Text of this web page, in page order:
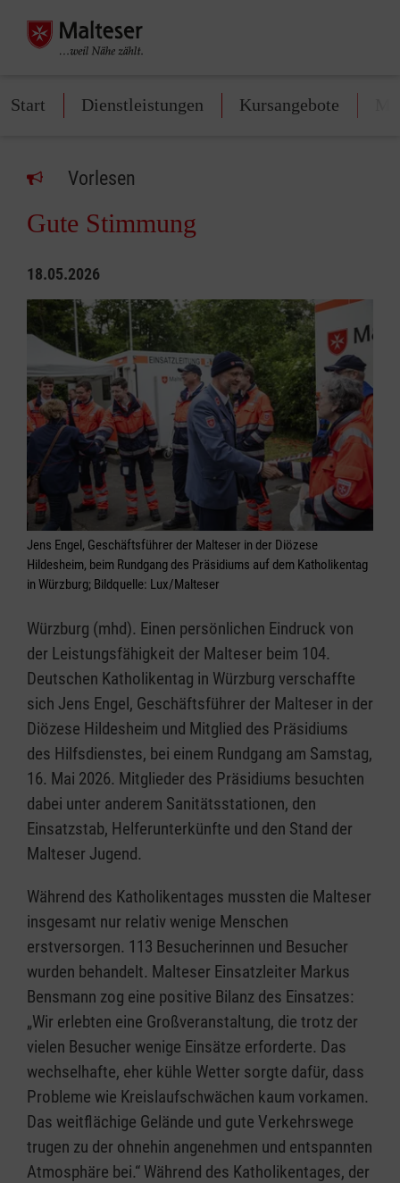
Start Dienstleistungen Kursangebote
Vorlesen
Gute Stimmung
18.05.2026
Jens Engel, Geschäftsführer der Malteser in der Diözese
Hildesheim, beim Rundgang des Präsidiums auf dem Katholikentag
in Würzburg; Bildquelle: Lux/Malteser
Würzburg (mhd). Einen persönlichen Eindruck von
der Leistungsfähigkeit der Malteser beim 104.
Deutschen Katholikentag in Würzburg verschaffte
sich Jens Engel, Geschäftsführer der Malteser in der
Diözese Hildesheim und Mitglied des Präsidiums
des Hilfsdienstes, bei einem Rundgang am Samstag,
16. Mai 2026. Mitglieder des Präsidiums besuchten
dabei unter anderem Sanitätsstationen, den
Einsatzstab, Helferunterkünfte und den Stand der
Malteser Jugend.
Während des Katholikentages mussten die Malteser
insgesamt nur relativ wenige Menschen
erstversorgen. 113 Besucherinnen und Besucher
wurden behandelt. Malteser Einsatzleiter Markus
Bensmann zog eine positive Bilanz des Einsatzes:
„Wir erlebten eine Großveranstaltung, die trotz der
vielen Besucher wenige Einsätze erforderte. Das
wechselhafte, eher kühle Wetter sorgte dafür, dass
Probleme wie Kreislaufschwächen kaum vorkamen.
Das weitflächige Gelände und gute Verkehrswege
trugen zu der ohnehin angenehmen und entspannten
Atmosphäre bei.“ Während des Katholikentages, der